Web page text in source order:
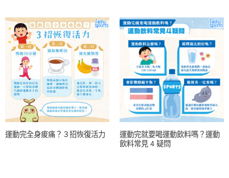
運動完全身痠痛？３招恢復活力
運動完就要喝運動飲料嗎？運動
飲料常見 4 疑問